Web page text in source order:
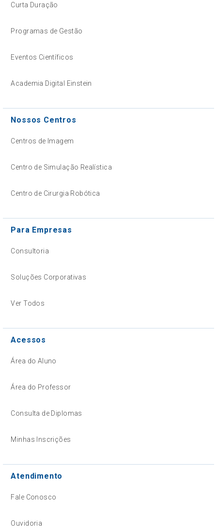
Curta Duração
Programas de Gestão
Eventos Científicos
Academia Digital Einstein
Nossos Centros
Centros de Imagem
Centro de Simulação Realística
Centro de Cirurgia Robótica
Para Empresas
Consultoria
Soluções Corporativas
Ver Todos
Acessos
Área do Aluno
Área do Professor
Consulta de Diplomas
Minhas Inscrições
Atendimento
Fale Conosco
Ouvidoria